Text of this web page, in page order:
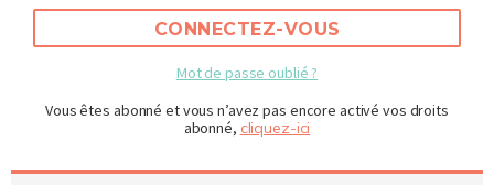
CONNECTEZ-VOUS
Mot de passe oublié ?
Vous êtes abonné et vous n’avez pas encore activé vos droits
abonné, cliquez-ici